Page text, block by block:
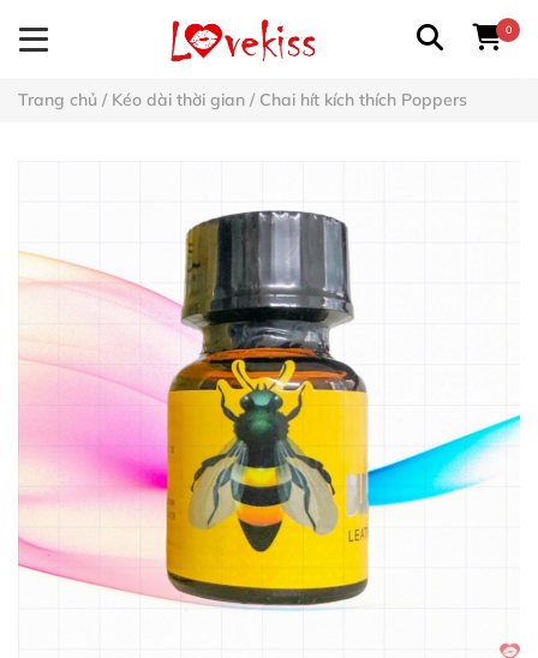
0
Trang chủ / Kéo dài thời gian / Chai hít kích thích Poppers